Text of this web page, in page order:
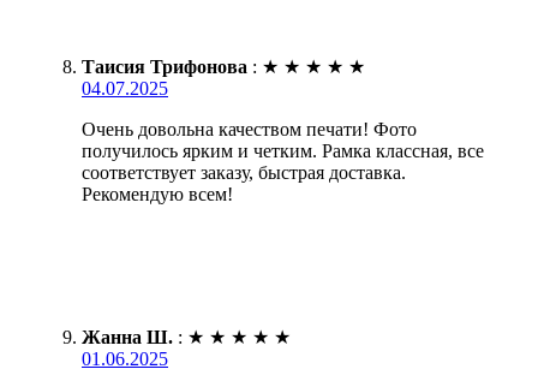
Таисия Трифонова : ★ ★ ★ ★ ★
04.07.2025
Очень довольна качеством печати! Фото
получилось ярким и четким. Рамка классная, все
соответствует заказу, быстрая доставка.
Рекомендую всем!
Жанна Ш. : ★ ★ ★ ★ ★
01.06.2025